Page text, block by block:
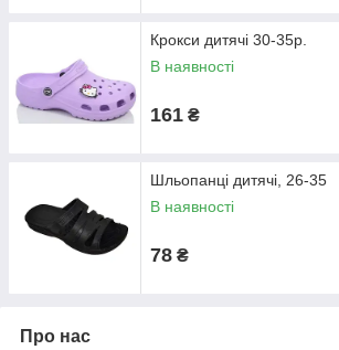
Крокси дитячі 30-35р.
В наявності
161 ₴
Шльопанці дитячі, 26-35
В наявності
78 ₴
Про нас